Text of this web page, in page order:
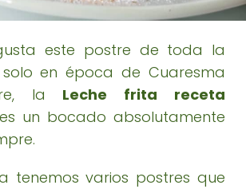
este postre de toda la
en época de Cuaresma
la Leche frita receta
es un bocado absolutamente
tenemos varios postres que